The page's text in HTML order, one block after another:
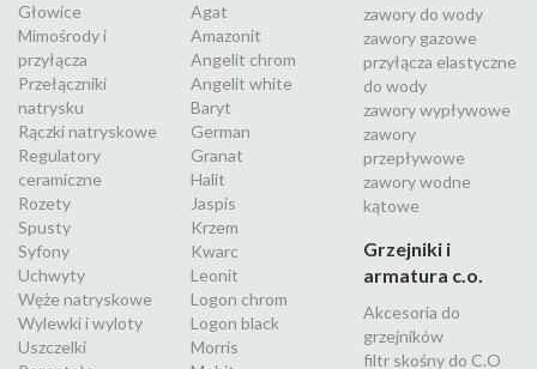
Głowice
Mimośrody i
przyłącza
Przełączniki
natrysku
Rączki natryskowe
Regulatory
ceramiczne
Rozety
Spusty
Syfony
Uchwyty
Węże natryskowe
Wylewki i wyloty
Uszczelki
Agat
Amazonit
Angelit chrom
Angelit white
Baryt
German
Granat
Halit
Jaspis
Krzem
Kwarc
Leonit
Logon chrom
Logon black
Morris
zawory do wody
zawory gazowe
przyłącza elastyczne
do wody
zawory wypływowe
zawory
przepływowe
zawory wodne
kątowe
Grzejniki i
armatura c.o.
Akcesoria do
grzejników
filtr skośny do C.O